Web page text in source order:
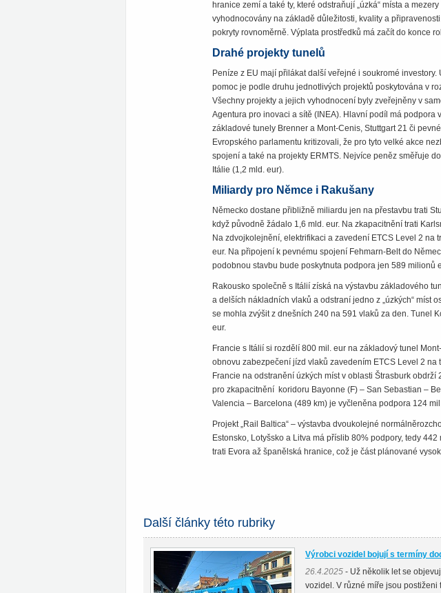
hranice zemí a také ty, které odstraňují „úzká“ místa a
vyhodnocovány na základě důležitosti, kvality a
pokryty rovnoměrně. Výplata prostředků má začít do konce
Drahé projekty tunelů
Peníze z EU mají přilákat další veřejné i soukromé
pomoc je podle druhu jednotlivých projektů poskytována v
Všechny projekty a jejich vyhodnocení byly zveřejněny v
Agentura pro inovaci a sítě (INEA). Hlavní podíl má podpora
základové tunely Brenner a Mont-Cenis, Stuttgart 21 či
Evropského parlamentu kritizovali, že pro tyto velké akce
spojení a také na projekty ERMTS. Nejvíce peněz směřuje
Itálie (1,2 mld. eur).
Miliardy pro Němce i Rakušany
Německo dostane přibližně miliardu jen na přestavbu trati
když původně žádalo 1,6 mld. eur. Na zkapacitnění trati
Na zdvojkolejnění, elektrifikaci a zavedení ETCS Level 2 na
eur. Na připojení k pevnému spojení Fehmarn-Belt do
podobnou stavbu bude poskytnuta podpora jen 589 milionů
Rakousko společně s Itálií získá na výstavbu základového
a delších nákladních vlaků a odstraní jedno z „úzkých“ míst
se mohla zvýšit z dnešních 240 na 591 vlaků za den. Tunel
eur.
Francie s Itálií si rozdělí 800 mil. eur na základový tunel
obnovu zabezpečení jízd vlaků zavedením ETCS Level 2 na
Francie na odstranění úzkých míst v oblasti Štrasburk
pro zkapacitnění koridoru Bayonne (F) – San Sebastian –
Valencia – Barcelona (489 km) je vyčleněna podpora 124
Projekt „Rail Baltica“ – výstavba dvoukolejné
Estonsko, Lotyšsko a Litva má příslib 80% podpory, tedy
trati Evora až španělská hranice, což je část plánované
Další články této rubriky
Výrobci vozidel bojují s termíny
26.4.2025 - Už několik let se
vozidel. V různé míře jsou